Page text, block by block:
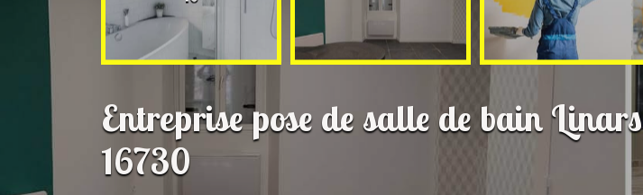
Entreprise pose de salle de bain Linars
16730